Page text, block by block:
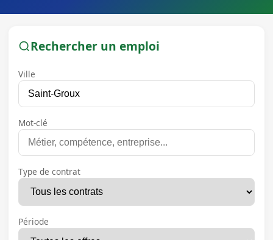
Rechercher un emploi
Ville
Mot-clé
Type de contrat
Période